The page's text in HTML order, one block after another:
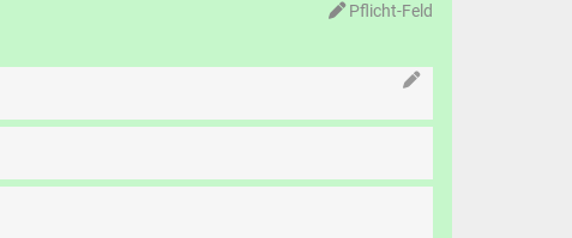
Pflicht-Feld